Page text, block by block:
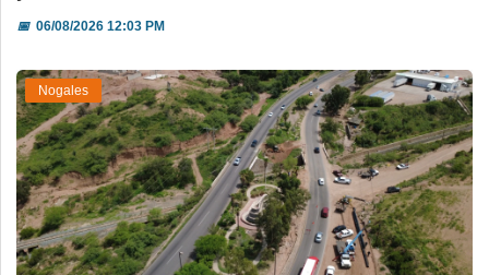
📅06/08/2026 12:03 PM
Nogales